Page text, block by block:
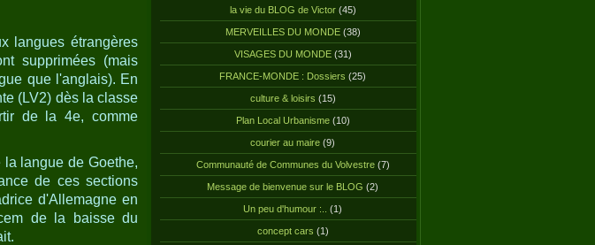
langues étrangères
supprimées (mais
que l'anglais). En
(LV2) dès la classe
de la 4e, comme
langue de Goethe,
de ces sections
d'Allemagne en
de la baisse du
la vie du BLOG de Victor(45)
MERVEILLES DU MONDE(38)
VISAGES DU MONDE(31)
FRANCE-MONDE : Dossiers (25)
culture & loisirs (15)
Plan Local Urbanisme(10)
courier au maire (9)
Communauté de Communes du Volvestre(7)
Message de bienvenue sur le BLOG (2)
Un peu d'humour :.. (1)
concept cars (1)